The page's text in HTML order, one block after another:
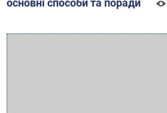
основні способи та поради